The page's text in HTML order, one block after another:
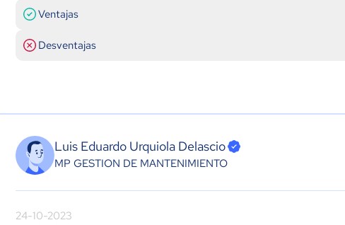
Ventajas
Desventajas
Luis Eduardo Urquiola Delascio
MP GESTION DE MANTENIMIENTO
24-10-2023